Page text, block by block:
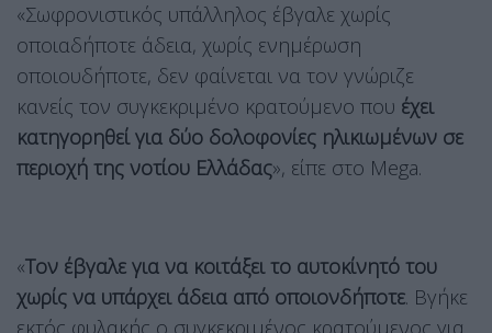
«Σωφρονιστικός υπάλληλος έβγαλε χωρίς
οποιαδήποτε άδεια, χωρίς ενημέρωση
οποιουδήποτε, δεν φαίνεται να τον γνώριζε
κανείς τον συγκεκριμένο κρατούμενο που έχει
κατηγορηθεί για δύο δολοφονίες ηλικιωμένων σε
περιοχή της νοτίου Ελλάδας», είπε στο Mega.
«Τον έβγαλε για να κοιτάξει το αυτοκίνητό του
χωρίς να υπάρχει άδεια από οποιονδήποτε. Βγήκε